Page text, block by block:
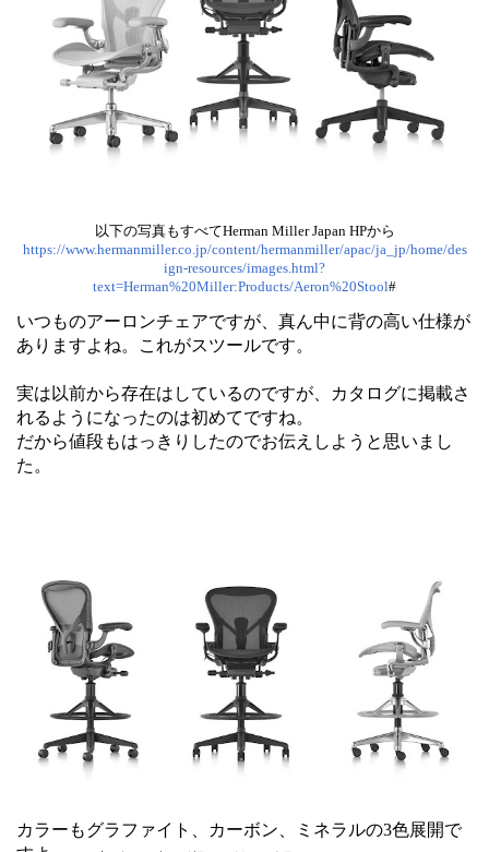
以下の写真もすべてHerman Miller Japan HPから
https://www.hermanmiller.co.jp/content/hermanmiller/apac/ja_jp/home/des
ign-resources/images.html?
text=Herman%20Miller:Products/Aeron%20Stool#
いつものアーロンチェアですが、真ん中に背の高い仕様が
ありますよね。これがスツールです。
実は以前から存在はしているのですが、カタログに掲載さ
れるようになったのは初めてですね。
だから値段もはっきりしたのでお伝えしようと思いまし
た。
カラーもグラファイト、カーボン、ミネラルの3色展開で